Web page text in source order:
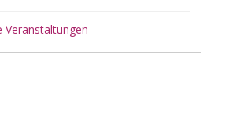
Veranstaltungen